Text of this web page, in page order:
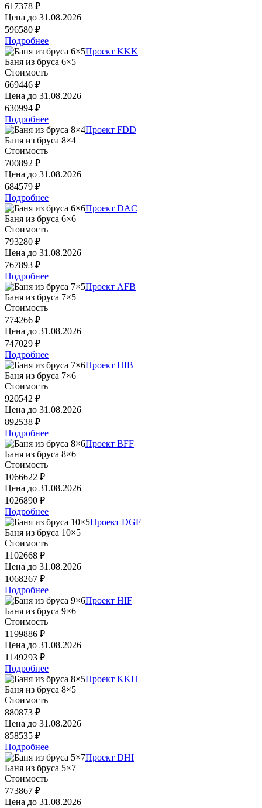
617378 ₽
Цена до 31.08.2026
596580 ₽
Подробнее
Проект KKK
Баня из бруса 6×5
Стоимость
669446 ₽
Цена до 31.08.2026
630994 ₽
Подробнее
Проект FDD
Баня из бруса 8×4
Стоимость
700892 ₽
Цена до 31.08.2026
684579 ₽
Подробнее
Проект DAC
Баня из бруса 6×6
Стоимость
793280 ₽
Цена до 31.08.2026
767893 ₽
Подробнее
Проект AFB
Баня из бруса 7×5
Стоимость
774266 ₽
Цена до 31.08.2026
747029 ₽
Подробнее
Проект HIB
Баня из бруса 7×6
Стоимость
920542 ₽
Цена до 31.08.2026
892538 ₽
Подробнее
Проект BFF
Баня из бруса 8×6
Стоимость
1066622 ₽
Цена до 31.08.2026
1026890 ₽
Подробнее
Проект DGF
Баня из бруса 10×5
Стоимость
1102668 ₽
Цена до 31.08.2026
1068267 ₽
Подробнее
Проект HIF
Баня из бруса 9×6
Стоимость
1199886 ₽
Цена до 31.08.2026
1149293 ₽
Подробнее
Проект KKH
Баня из бруса 8×5
Стоимость
880873 ₽
Цена до 31.08.2026
858535 ₽
Подробнее
Проект DHI
Баня из бруса 5×7
Стоимость
773867 ₽
Цена до 31.08.2026